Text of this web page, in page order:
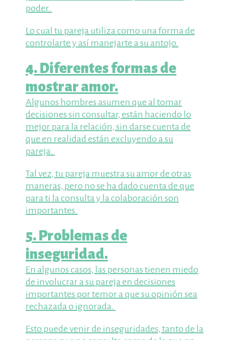
poder.
Lo cual tu pareja utiliza como una forma de
controlarte y así manejarte a su antojo.
4. Diferentes formas de
mostrar amor.
Algunos hombres asumen que al tomar
decisiones sin consultar, están haciendo lo
mejor para la relación, sin darse cuenta de
que en realidad están excluyendo a su
pareja.
Tal vez, tu pareja muestra su amor de otras
maneras, pero no se ha dado cuenta de que
para ti la consulta y la colaboración son
importantes.
5. Problemas de
inseguridad.
En algunos casos, las personas tienen miedo
de involucrar a su pareja en decisiones
importantes por temor a que su opinión sea
rechazada o ignorada.
Esto puede venir de inseguridades, tanto de la